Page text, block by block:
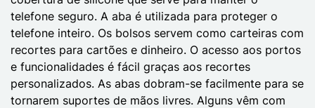
telefone seguro. A aba é utilizada para proteger o
telefone inteiro. Os bolsos servem como carteiras com
recortes para cartões e dinheiro. O acesso aos portos
e funcionalidades é fácil graças aos recortes
personalizados. As abas dobram-se facilmente para se
tornarem suportes de mãos livres. Alguns vêm com